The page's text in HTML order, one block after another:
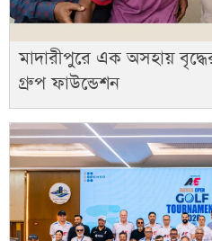
মাদারীপুরে এক অসহায়
গ্রুপ ফাউন্ডেশন